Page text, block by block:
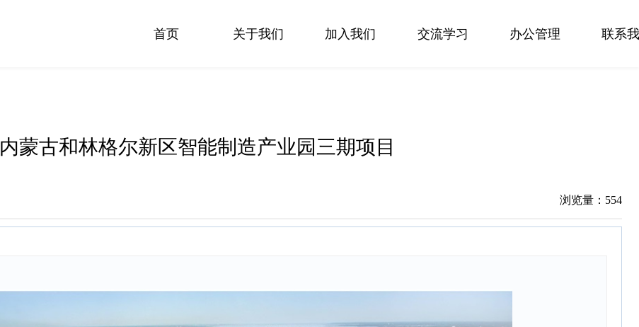
首页 关于我们 加入我们 交流学习 办公管理 联系
内蒙古和林格尔新区智能制造产业园三期项目
浏览量： 554